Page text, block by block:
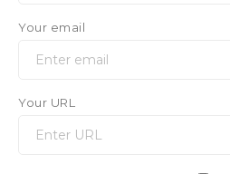
Your email
Your URL